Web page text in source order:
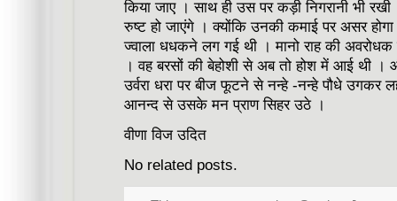
किया जाए । साथ ही उस पर कड़ी निगरानी भी
रुष्ट हो जाएंगे । क्योंकि उनकी कमाई पर असर
ज्वाला धधकने लग गई थी । मानो राह की
। वह बरसों की बेहोशी से अब तो होश में आई थी
उर्वरा धरा पर बीज फूटने से नन्हे -नन्हे पौधे
आनन्द से उसके मन प्राण सिहर उठे ।
वीणा विज उदित
No related posts.